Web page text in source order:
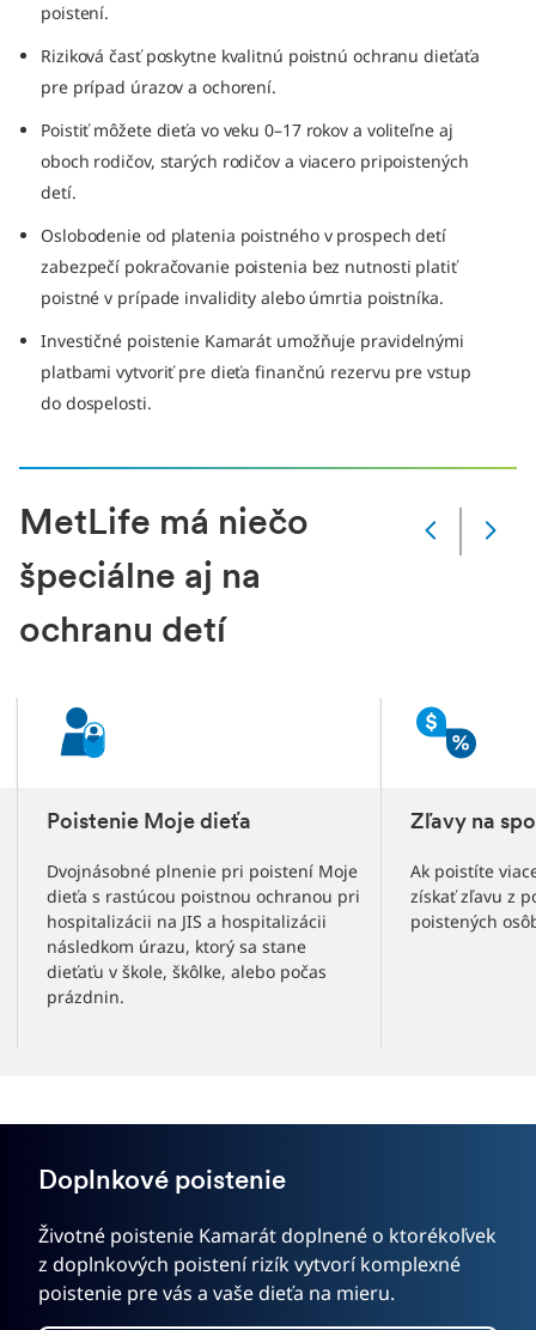
poistení.
Riziková časť poskytne kvalitnú poistnú ochranu dieťaťa
pre prípad úrazov a ochorení.
Poistiť môžete dieťa vo veku 0–17 rokov a voliteľne aj
oboch rodičov, starých rodičov a viacero pripoistených
detí.
Oslobodenie od platenia poistného v prospech detí
zabezpečí pokračovanie poistenia bez nutnosti platiť
poistné v prípade invalidity alebo úmrtia poistníka.
Investičné poistenie Kamarát umožňuje pravidelnými
platbami vytvoriť pre dieťa finančnú rezervu pre vstup
do dospelosti.
MetLife má niečo
špeciálne aj na
ochranu detí
Zmena
slidů
Poistenie Moje dieťa
Dvojnásobné plnenie pri poistení Moje
dieťa s rastúcou poistnou ochranou pri
hospitalizácii na JIS a hospitalizácii
následkom úrazu, ktorý sa stane
dieťaťu v škole, škôlke, alebo počas
prázdnin.
Zľavy na
Ak poistíte
získať zľavu z
poistených
Doplnkové poistenie
Životné poistenie Kamarát doplnené o ktorékoľvek
z doplnkových poistení rizík vytvorí komplexné
poistenie pre vás a vaše dieťa na mieru.